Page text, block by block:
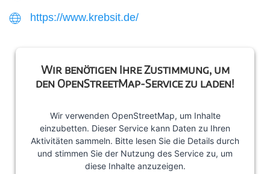
https://www.krebsit.de/
Wir benötigen Ihre Zustimmung, um
den OpenStreetMap-Service zu laden!
Wir verwenden OpenStreetMap, um Inhalte
einzubetten. Dieser Service kann Daten zu Ihren
Aktivitäten sammeln. Bitte lesen Sie die Details durch
und stimmen Sie der Nutzung des Service zu, um
diese Inhalte anzuzeigen.